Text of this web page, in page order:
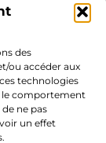
des
ou accéder aux
technologies
le comportement
ne pas
un effet